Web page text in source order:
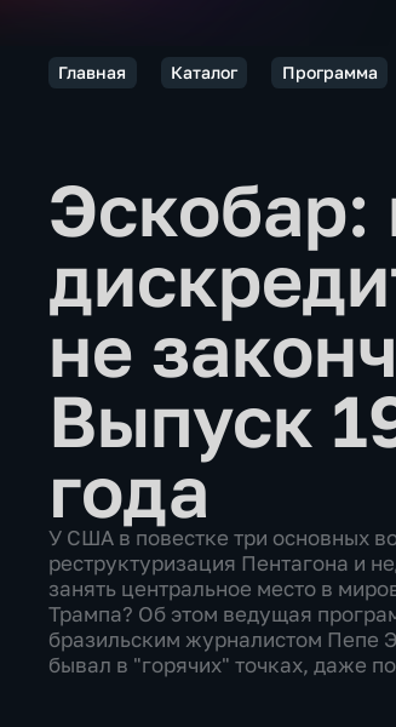
Главная Каталог Программа
Эскобар:
не
Выпуск
года
У США в повестке три основных
реструктуризация Пентагона и
занять центральное место в
Трампа? Об этом ведущая
бразильским журналистом Пепе
бывал в "горячих" точках, даже